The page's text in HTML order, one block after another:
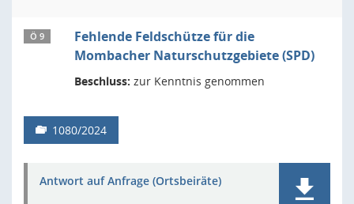
Ö 9
Fehlende Feldschütze für die
Mombacher Naturschutzgebiete (SPD)
Beschluss: zur Kenntnis genommen
1080/2024
Antwort auf Anfrage (Ortsbeiräte)